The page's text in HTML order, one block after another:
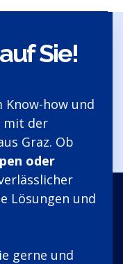
Sie!
Know-how und
mit der
Graz. Ob
oder
Lösungen und
gerne und